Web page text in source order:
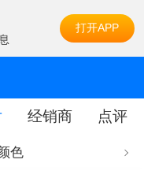
打开APP
经销商 点评
色